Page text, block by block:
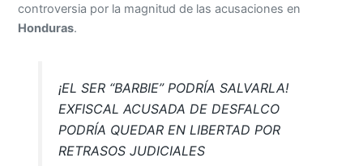
controversia por la magnitud de las acusaciones en
Honduras.
¡EL SER “BARBIE” PODRÍA SALVARLA!
EXFISCAL ACUSADA DE DESFALCO
PODRÍA QUEDAR EN LIBERTAD POR
RETRASOS JUDICIALES